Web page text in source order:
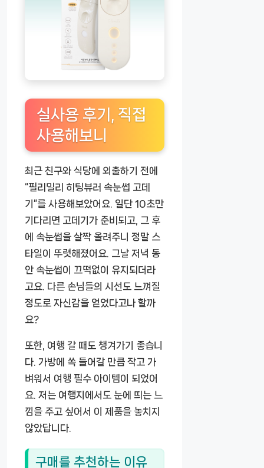
실사용 후기, 직접
사용해보니
최근 친구와 식당에 외출하기 전에
“필리밀리 히팅뷰러 속눈썹 고데
기”를 사용해보았어요. 일단 10초만
기다리면 고데기가 준비되고, 그 후
에 속눈썹을 살짝 올려주니 정말 스
타일이 뚜렷해졌어요. 그날 저녁 동
안 속눈썹이 끄떡없이 유지되더라
고요. 다른 손님들의 시선도 느껴질
정도로 자신감을 얻었다고나 할까
요?
또한, 여행 갈 때도 챙겨가기 좋습니
다. 가방에 쏙 들어갈 만큼 작고 가
벼워서 여행 필수 아이템이 되었어
요. 저는 여행지에서도 눈에 띄는 느
낌을 주고 싶어서 이 제품을 놓치지
않았답니다.
구매를 추천하는 이유